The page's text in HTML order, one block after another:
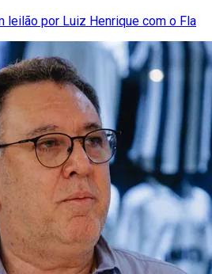
leilão por Luiz Henrique com o Fla